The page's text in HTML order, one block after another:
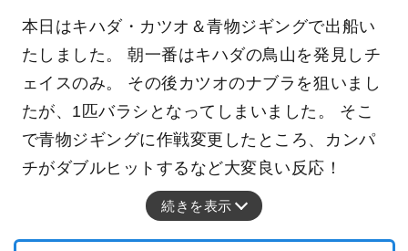
本日はキハダ・カツオ＆青物ジギングで出船い
たしました。 朝一番はキハダの鳥山を発見しチ
ェイスのみ。 その後カツオのナブラを狙いまし
たが、1匹バラシとなってしまいました。 そこ
で青物ジギングに作戦変更したところ、カンパ
チがダブルヒットするなど大変良い反応！
続きを表示